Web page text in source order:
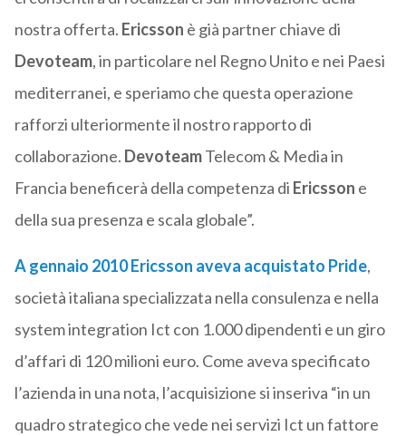
nostra offerta. Ericsson è già partner chiave di
Devoteam, in particolare nel Regno Unito e nei Paesi
mediterranei, e speriamo che questa operazione
rafforzi ulteriormente il nostro rapporto di
collaborazione. DevoteamTelecom & Media in
Francia beneficerà della competenza di Ericsson e
della sua presenza e scala globale”.
A gennaio 2010Ericsson aveva acquistato Pride,
società italiana specializzata nella consulenza e nella
system integration Ict con 1.000 dipendenti e un giro
d’affari di 120 milioni euro. Come aveva specificato
l’azienda in una nota, l’acquisizione si inseriva “in un
quadro strategico che vede nei servizi Ict un fattore